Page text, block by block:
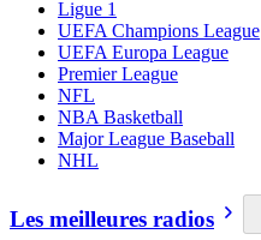
Ligue 1
UEFA Champions League
UEFA Europa League
Premier League
NFL
NBA Basketball
Major League Baseball
NHL
Les meilleures radios